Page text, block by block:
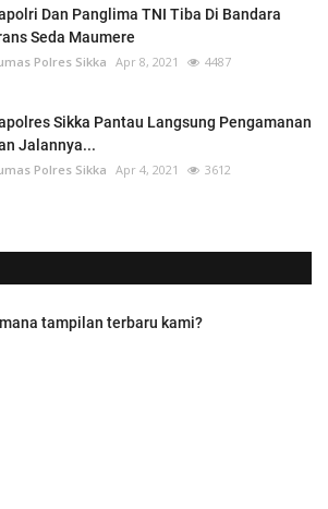
Dan Panglima TNI Tiba Di Bandara
Seda Maumere
Polres Sikka Apr 8, 2021 4487
Sikka Pantau Langsung Pengamanan
Jalannya...
Polres Sikka Apr 4, 2021 3612
tampilan terbaru kami?